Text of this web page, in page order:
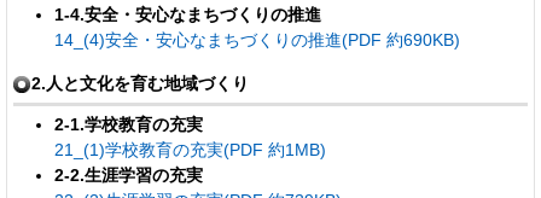
1-4.安全・安心なまちづくりの推進
14_(4)安全・安心なまちづくりの推進(PDF 約690KB)
2.人と文化を育む地域づくり
2-1.学校教育の充実
21_(1)学校教育の充実(PDF 約1MB)
2-2.生涯学習の充実